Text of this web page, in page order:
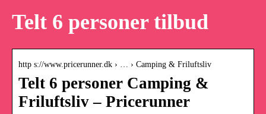
Telt 6 personer tilbud
http s://www.pricerunner.dk › … › Camping & Friluftsliv
Telt 6 personer Camping &
Friluftsliv – Pricerunner